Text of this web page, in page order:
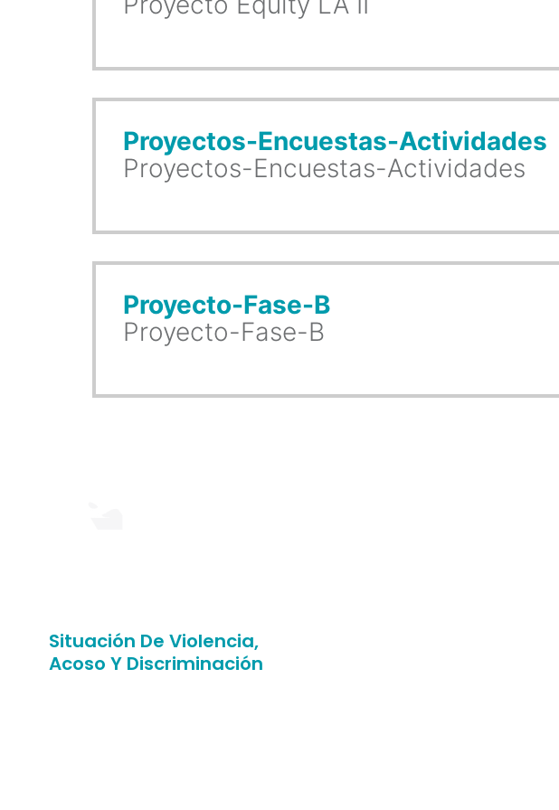
Proyectos-Encuestas-Actividades
Proyectos-Encuestas-Actividades
Proyecto-Fase-B
Proyecto-Fase-B
Situación De Violencia,
Acoso Y Discriminación